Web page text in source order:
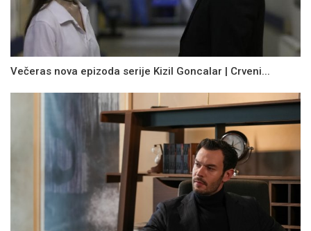
Večeras nova epizoda serije Kizil Goncalar | Crveni...